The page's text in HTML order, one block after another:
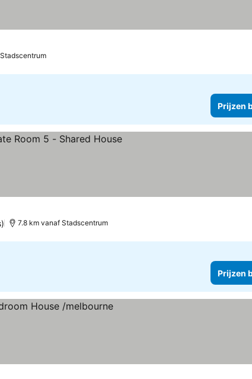
Prijzen
7.8 km vanaf Stadscentrum
Prijzen